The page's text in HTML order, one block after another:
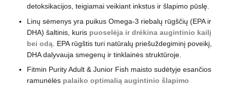
detoksikacijos, teigiamai veikiant inkstus ir šlapimo pūslę.
Linų sėmenys yra puikus Omega-3 riebalų rūgščių (EPA ir
DHA) šaltinis, kuris puoselėja ir drėkina augintinio kailį
bei odą. EPA rūgštis turi natūralų priešuždegiminį poveikį,
DHA dalyvauja smegenų ir tinklainės struktūroje.
Fitmin Purity Adult & Junior Fish maisto sudėtyje esančios
ramunėlės palaiko optimalią augintinio šlapimo